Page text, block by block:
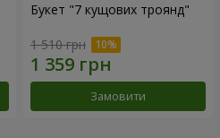
Букет "7 кущових троянд"
1 510 грн
Замовити